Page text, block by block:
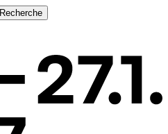
Recherche